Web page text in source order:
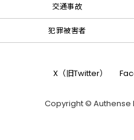
交通事故
犯罪被害者
X（旧Twitter）
Copyright © Authense